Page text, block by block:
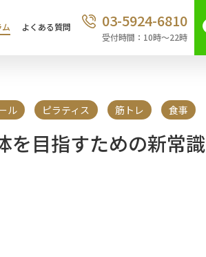
よくある質問 03-5924-6810
受付時間：10時〜22時
ル ピラティス 筋トレ 食事
を目指すための新常識